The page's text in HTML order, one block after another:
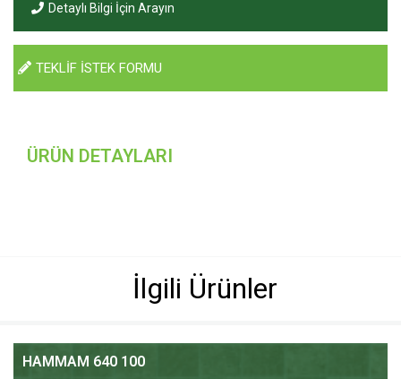
Detaylı Bilgi İçin Arayın
TEKLİF İSTEK FORMU
ÜRÜN DETAYLARI
İlgili Ürünler